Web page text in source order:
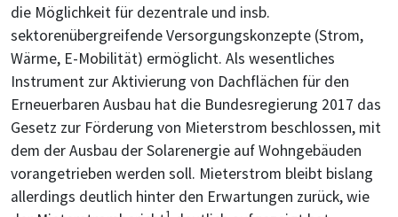
die Möglichkeit für dezentrale und insb.
sektorenübergreifende Versorgungskonzepte (Strom,
Wärme, E-Mobilität) ermöglicht. Als wesentliches
Instrument zur Aktivierung von Dachflächen für den
Erneuerbaren Ausbau hat die Bundesregierung 2017 das
Gesetz zur Förderung von Mieterstrom beschlossen, mit
dem der Ausbau der Solarenergie auf Wohngebäuden
vorangetrieben werden soll. Mieterstrom bleibt bislang
allerdings deutlich hinter den Erwartungen zurück, wie